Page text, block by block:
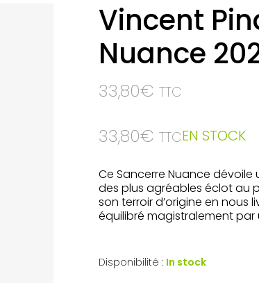
Vincent
Nuance
33,80€ TTC
33,80€ TTCEN STOCK
Ce Sancerre Nuance
des plus agréables éclot au
son terroir d’origine en nous
équilibré magistralement par
Disponibilité : In stock